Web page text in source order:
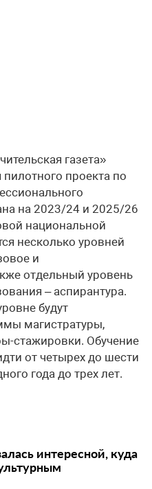
газета»
пилотного проекта по
на 2023/24 и 2025/26
национальной
несколько уровней
и
отдельный уровень
– аспирантура.
будут
магистратуры,
стажировки. Обучение
от четырех до шести
года до трех лет.
интересной, куда